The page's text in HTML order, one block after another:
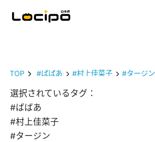
TOP #ばばあ #村上佳菜子 #タージン
選択されているタグ：
#ばばあ
#村上佳菜子
#タージン